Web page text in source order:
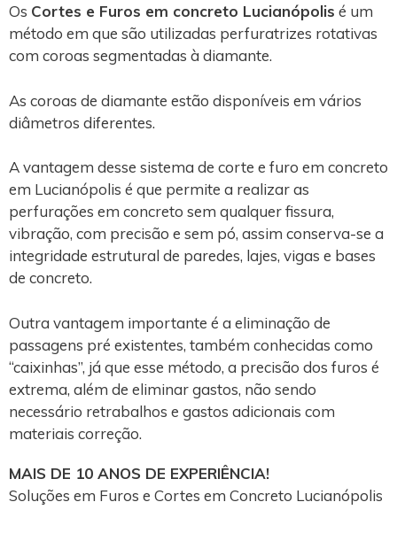
Os Cortes e Furos em concreto Lucianópolis é um
método em que são utilizadas perfuratrizes rotativas
com coroas segmentadas à diamante.
As coroas de diamante estão disponíveis em vários
diâmetros diferentes.
A vantagem desse sistema de corte e furo em concreto
em Lucianópolis é que permite a realizar as
perfurações em concreto sem qualquer fissura,
vibração, com precisão e sem pó, assim conserva-se a
integridade estrutural de paredes, lajes, vigas e bases
de concreto.
Outra vantagem importante é a eliminação de
passagens pré existentes, também conhecidas como
“caixinhas”, já que esse método, a precisão dos furos é
extrema, além de eliminar gastos, não sendo
necessário retrabalhos e gastos adicionais com
materiais correção.
MAIS DE 10 ANOS DE EXPERIÊNCIA!
Soluções em Furos e Cortes em Concreto Lucianópolis